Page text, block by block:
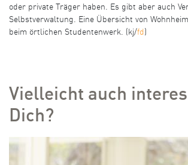
oder private Träger haben. Es gibt aber auch
Selbstverwaltung. Eine Übersicht von
beim örtlichen Studentenwerk. (kj/fd
Vielleicht auch
Dich?